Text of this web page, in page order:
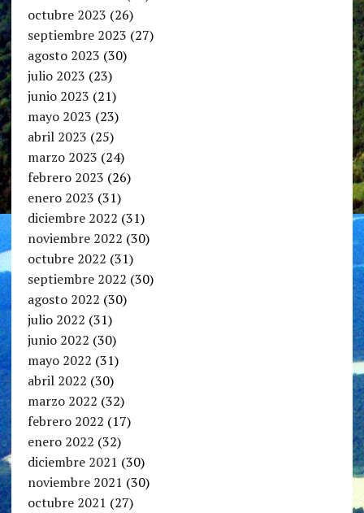
octubre 2023 (26)
septiembre 2023 (27)
agosto 2023 (30)
julio 2023 (23)
junio 2023 (21)
mayo 2023 (23)
abril 2023 (25)
marzo 2023 (24)
febrero 2023 (26)
enero 2023 (31)
diciembre 2022 (31)
noviembre 2022 (30)
octubre 2022 (31)
septiembre 2022 (30)
agosto 2022 (30)
julio 2022 (31)
junio 2022 (30)
mayo 2022 (31)
abril 2022 (30)
marzo 2022 (32)
febrero 2022 (17)
enero 2022 (32)
diciembre 2021 (30)
noviembre 2021 (30)
octubre 2021 (27)